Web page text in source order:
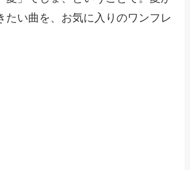
たい曲を、お気に入りのワンフレ